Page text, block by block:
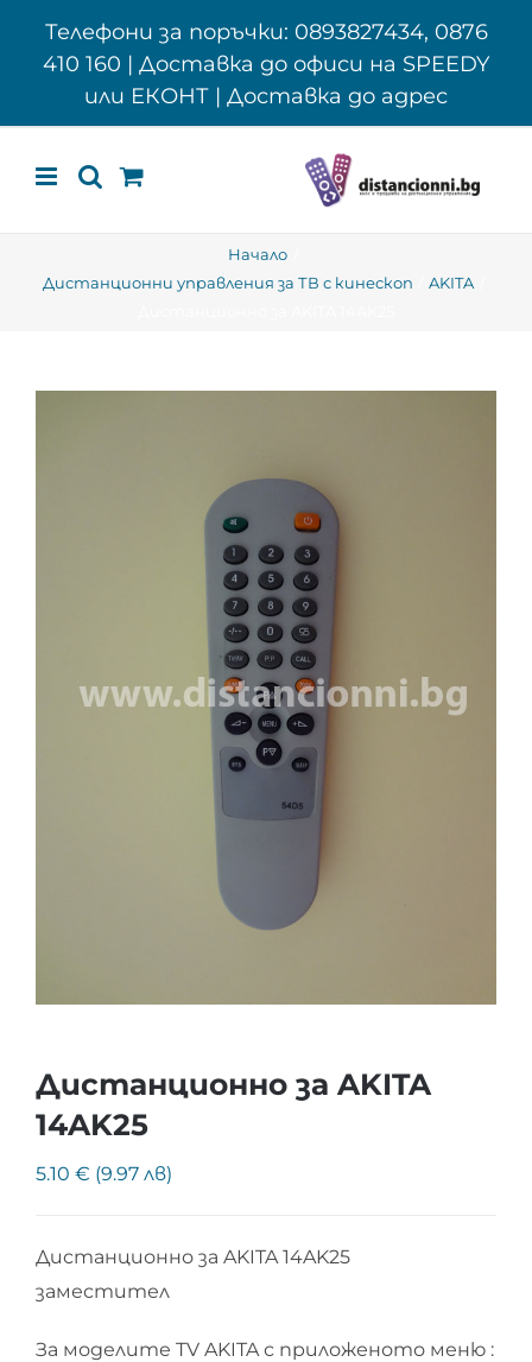
Телефони за поръчки: 0893827434, 0876
410 160 | Доставка до офиси на SPEEDY
или ЕКОНТ | Доставка до адрес
Начало
Дистанционни управления за ТВ с кинескоп
AKITA
Дистанционно за AKITA
14AK25
5.10 € (9.97 лв)
Дистанционно за AKITA 14AK25
заместител
За моделите TV AKITA с приложеното меню :